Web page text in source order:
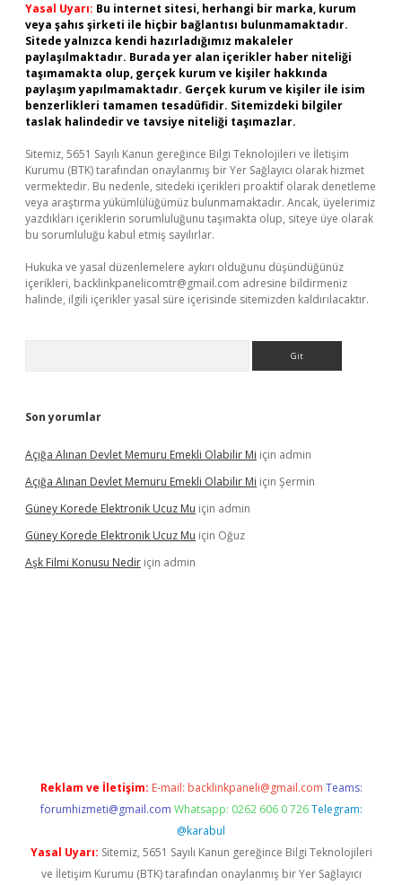
Yasal Uyarı: Bu internet sitesi, herhangi bir marka, kurum
veya şahıs şirketi ile hiçbir bağlantısı bulunmamaktadır.
Sitede yalnızca kendi hazırladığımız makaleler
paylaşılmaktadır. Burada yer alan içerikler haber niteliği
taşımamakta olup, gerçek kurum ve kişiler hakkında
paylaşım yapılmamaktadır. Gerçek kurum ve kişiler ile isim
benzerlikleri tamamen tesadüfidir. Sitemizdeki bilgiler
taslak halindedir ve tavsiye niteliği taşımazlar.
Sitemiz, 5651 Sayılı Kanun gereğince Bilgi Teknolojileri ve İletişim
Kurumu (BTK) tarafından onaylanmış bir Yer Sağlayıcı olarak hizmet
vermektedir. Bu nedenle, sitedeki içerikleri proaktif olarak denetleme
veya araştırma yükümlülüğümüz bulunmamaktadır. Ancak, üyelerimiz
yazdıkları içeriklerin sorumluluğunu taşımakta olup, siteye üye olarak
bu sorumluluğu kabul etmiş sayılırlar.
Hukuka ve yasal düzenlemelere aykırı olduğunu düşündüğünüz
içerikleri, backlinkpanelicomtr@gmail.com adresine bildirmeniz
halinde, ilgili içerikler yasal süre içerisinde sitemizden kaldırılacaktır.
Son yorumlar
Açığa Alınan Devlet Memuru Emekli Olabilir Mi için admin
Açığa Alınan Devlet Memuru Emekli Olabilir Mi için Şermin
Güney Korede Elektronik Ucuz Mu için admin
Güney Korede Elektronik Ucuz Mu için Oğuz
Aşk Filmi Konusu Nedir için admin
Reklam ve İletişim: E-mail: backlinkpaneli@gmail.com Teams:
forumhizmeti@gmail.com Whatsapp: 0262 606 0 726 Telegram:
@karabul
Yasal Uyarı: Sitemiz, 5651 Sayılı Kanun gereğince Bilgi Teknolojileri
ve İletişim Kurumu (BTK) tarafından onaylanmış bir Yer Sağlayıcı